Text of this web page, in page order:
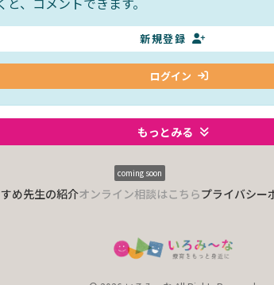
新規登録
ログイン
もっとみる
め先生の紹介オンライン相談はこちら
coming soon
プライバシー